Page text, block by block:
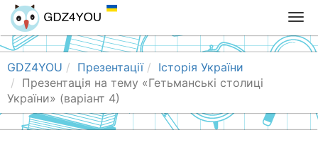
T
o
g
n
a
GDZ4YOU Презентації
Історія України
Презентація на тему «Гетьманські столиці
України» (варіант 4)